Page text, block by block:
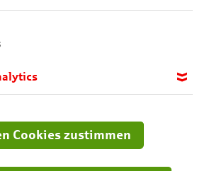
können. Aus diesem Grund nutzen wir
Werkzeug erfasst die Seitenaufrufe zu
Cookies zustimmen